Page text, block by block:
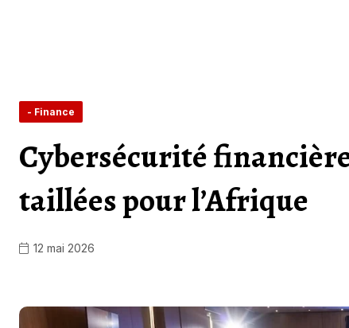
- Finance
Cybersécurité
taillées pour l’Afrique
12 mai 2026